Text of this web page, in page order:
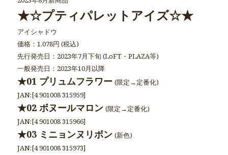
★☆プティパレットアイズ☆★
アイシャドウ
価格：1,078円 (税込)
先行発売日：2023年7月下旬 (LoFT・PLAZA等)
一般発売日：2023年10月以降
★01 プリュムフラワー (限定→定番化)
JAN:[4 901008 315959]
★02 ボヌールマロン (限定→定番化)
JAN:[4 901008 315966]
★03 ミニョンヌリボン (新色)
JAN:[4 901008 315973]